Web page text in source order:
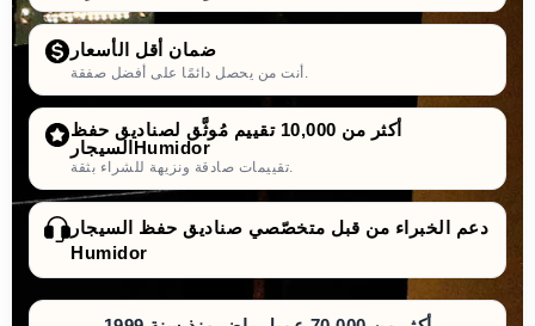
ضمان أقل الأسعار
أنت من يحصل دائمًا على أفضل صفقة.
أكثر من 10,000 تقييم مُوثَّق لصناديق حفظ
السيجارHumidor
تقييمات صادقة ونزيهة للشراء بثقة.
دعم الخبراء من قبل متخصّصي صناديق حفظ السيجار
Humidor